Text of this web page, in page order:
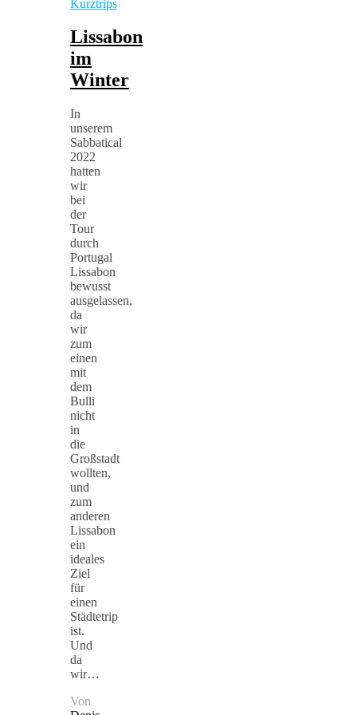
Kurztrips
Lissabon
im
Winter
In
unserem
Sabbatical
2022
hatten
wir
bei
der
Tour
durch
Portugal
Lissabon
bewusst
ausgelassen,
da
wir
zum
einen
mit
dem
Bulli
nicht
in
die
Großstadt
wollten,
und
zum
anderen
Lissabon
ein
ideales
Ziel
für
einen
Städtetrip
ist.
Und
da
wir…
Von